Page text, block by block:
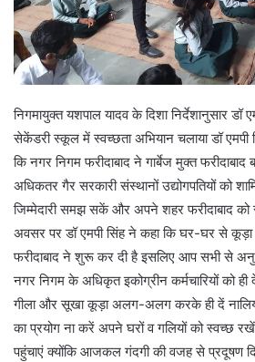
निगमायुक्त यशपाल यादव के दिशा निर्देशानुसार डॉ
सेकेंडरी स्कूल में स्वच्छता अभियान चलाया डॉ
कि नगर निगम फरीदाबाद ने गार्बेज मुक्त
अधिकतर गैर सरकारी संस्थानों उद्योगपतियों को
जिम्मेदारी समझ सकें और अपने शहर फरीदाबाद
अवसर पर डॉ एमपी सिंह ने कहा कि घर-घर से
फरीदाबाद ने शुरू कर दी है इसलिए आप सभी से
नगर निगम के अधिकृत इकोग्रीन कर्मचारियों को
गीला और सूखा कूड़ा अलग-अलग करके ही दें
का प्रयोग ना करें अपने घरों व गलियों को
पहुंचाएं क्योंकि आजकल गंदगी की वजह से प्रदूषण